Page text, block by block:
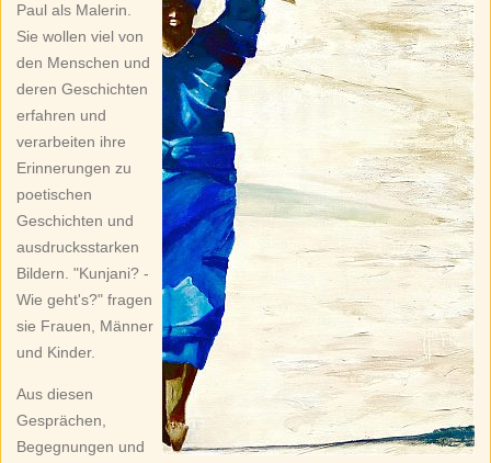
Paul als Malerin.
Sie wollen viel von
den Menschen und
deren Geschichten
erfahren und
verarbeiten ihre
Erinnerungen zu
poetischen
Geschichten und
ausdrucksstarken
Bildern. "Kunjani? -
Wie geht's?" fragen
sie Frauen, Männer
und Kinder.
Aus diesen
Gesprächen,
Begegnungen und